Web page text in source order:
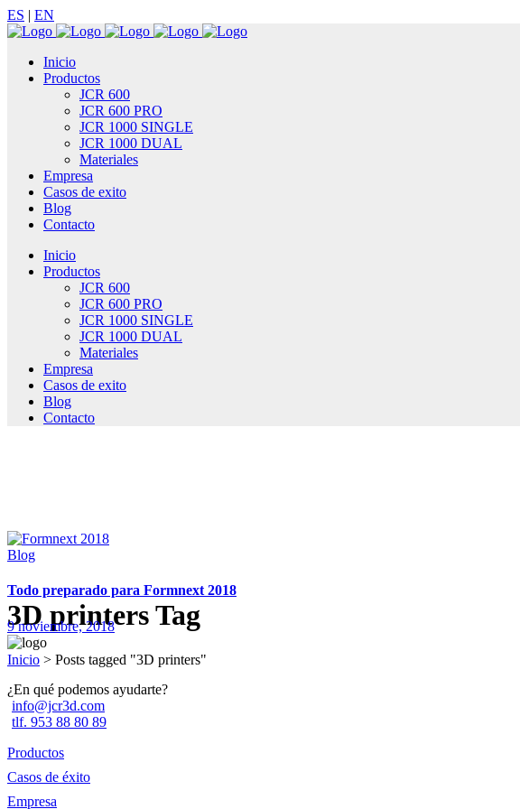
ES | EN
Inicio
Productos
JCR 600
JCR 600 PRO
JCR 1000 SINGLE
JCR 1000 DUAL
Materiales
Empresa
Casos de exito
Blog
Contacto
Inicio
Productos
JCR 600
JCR 600 PRO
JCR 1000 SINGLE
JCR 1000 DUAL
Materiales
Empresa
Casos de exito
Blog
Contacto
3D printers Tag
Inicio > Posts tagged "3D printers"
Blog
Todo preparado para Formnext 2018
9 noviembre, 2018
¿En qué podemos ayudarte?
info@jcr3d.com
tlf. 953 88 80 89
Productos
Casos de éxito
Empresa